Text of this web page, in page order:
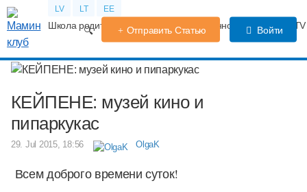
LV LT EE
Школа родителей Календарь беременности Форум
Отправить Статью Войти
КЕЙПЕНЕ: музей кино и
пипаркукас
29. Jul 2015, 18:56 OlgaK
Всем доброго времени суток!